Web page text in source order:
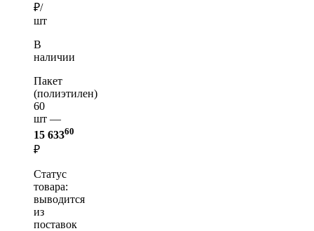
₽/
шт
В
наличии
Пакет
(полиэтилен)
60
шт —
15 63360
₽
Статус
товара:
выводится
из
поставок